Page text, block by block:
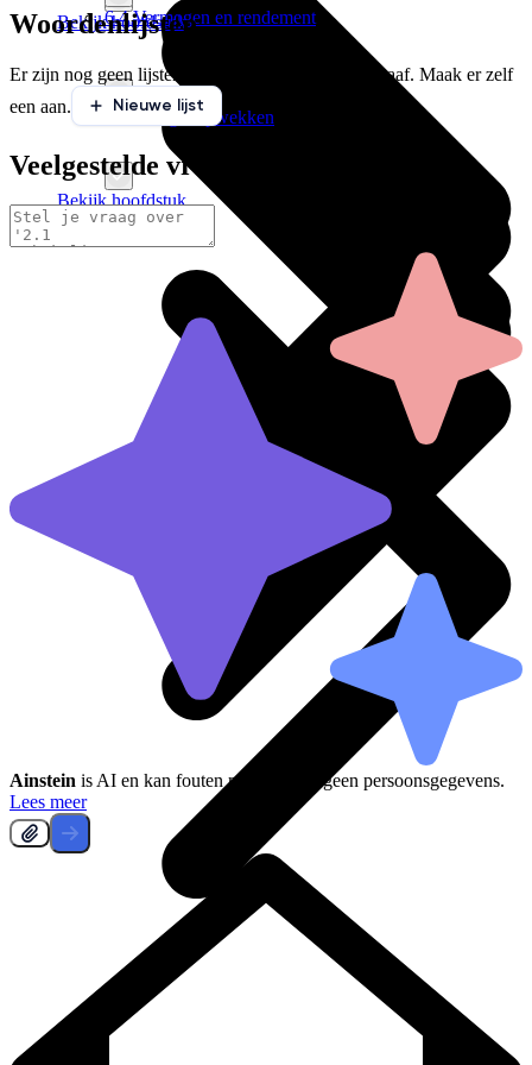
Bekijk hoofdstuk
6.4 Vermogen en rendement
6.5 Energie opwekken
Bekijk hoofdstuk
Woordenlijsten
Er zijn nog geen lijsten gekoppeld aan deze paragraaf. Maak er zelf
een aan.
Nieuwe lijst
Veelgestelde vragen
Ainstein is AI en kan fouten maken, deel geen persoonsgegevens.
Lees meer